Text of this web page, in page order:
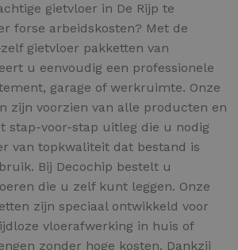
gietvloer in De Rijp te
forse arbeidskosten? Met de
gietvloer pakketten van
u eenvoudig een professionele
garage of werkruimte. Onze
zijn voorzien van alle producten en
stap-voor-stap uitleg die u nodig
van topkwaliteit dat bestand is
Bij Decochip bestelt u
die u zelf kunt leggen. Onze
zijn speciaal ontwikkeld voor
vloerafwerking in huis of
zonder hoge kosten. Dankzij